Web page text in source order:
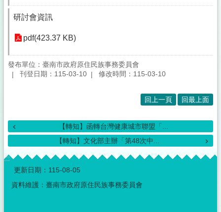
研討會資訊
pdf(423.37 KB)
發布單位：臺南市政府原住民族事務委員會
刊登日期：115-03-10
修改時間：115-03-10
回上一頁 回最上面
【轉知】函轉台灣健康城市聯盟「...
【轉知】文化部主辦「第48次中...
:::
更新日期： 115-08-05
資料維護：臺南市政府原住民族事務委員會